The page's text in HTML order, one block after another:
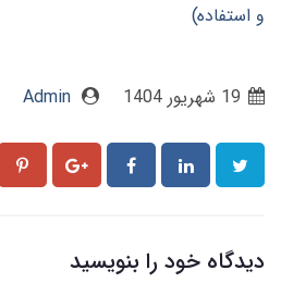
و استفاده)
Admin
دیدگاه خود را بنویسید